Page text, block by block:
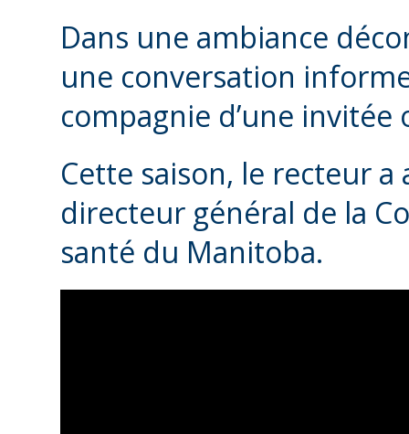
Dans une ambiance
une conversation
compagnie d’une
Cette saison, le recteur a
directeur général de la
santé du Manitoba.